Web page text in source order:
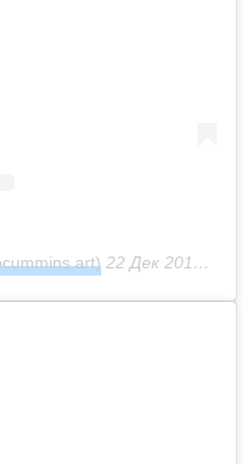
22 Дек 2018 в 4:23 PST